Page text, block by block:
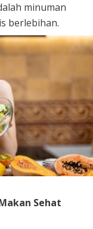
minuman
berlebihan.
Sehat